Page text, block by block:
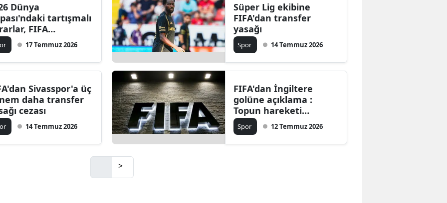
Gümüşhane
Hakkari
Hatay
Mersin
Dünya
tartışmalı
FIFA
eleştirilerin
yaptı17 Temmuz 2026
Süper Lig ekibine
FIFA'dan transfer
yasağı
Spor 14 Temmuz 2026
Sivasspor'a üç
daha transfer
cezası
14 Temmuz 2026
FIFA'dan İngiltere
golüne açıklama :
Topun hareketi
değişmedi
Spor 12 Temmuz 2026
>